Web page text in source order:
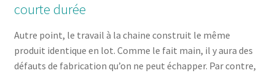
courte durée
Autre point, le travail à la chaine construit le même
produit identique en lot. Comme le fait main, il y aura des
défauts de fabrication qu’on ne peut échapper. Par contre,